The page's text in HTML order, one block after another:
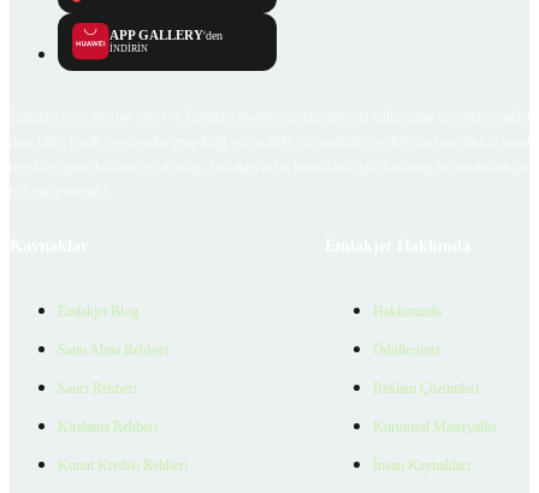
APP GALLERY'den
İNDİRİN
Emlakjet Blog
Satın Alma Rehberi
Satıcı Rehberi
Kiralama Rehberi
Konut Kredisi Rehberi
Hakkımızda
Ödüllerimiz
Reklam Çözümleri
Kurumsal Materyaller
İnsan Kaynakları